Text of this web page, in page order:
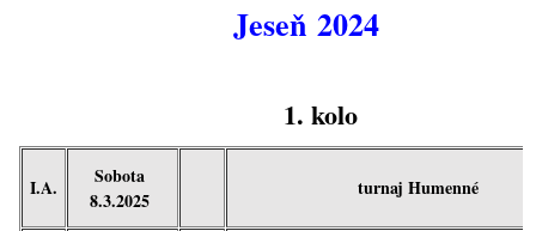
Jeseň 2024
1. kolo
I.A.
Sobota
8.3.2025
turnaj Humenné